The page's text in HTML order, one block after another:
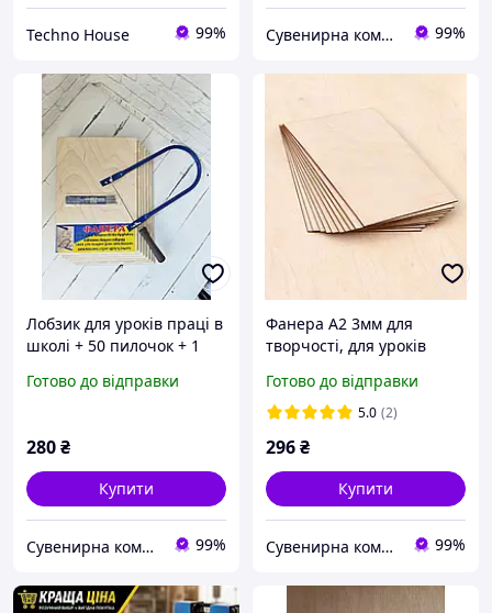
Techno House 99% Сувенирна компанія "Козаки Удачі" 99%
Лобзик для уроків праці в
школі + 50 пилочок + 1
(210х148мм, товш. 3мм),
Готово до відправки
280₴
Купити
Сувенирна компанія "Козаки Удачі" 99%
Фанера А2 3мм для
творчості, для уроків
(для випилювання
лобзиком, випалювання,
Готово до відправки
5.0 (2)
296₴
Купити
Сувенирна компанія "Козаки Удачі" 99%